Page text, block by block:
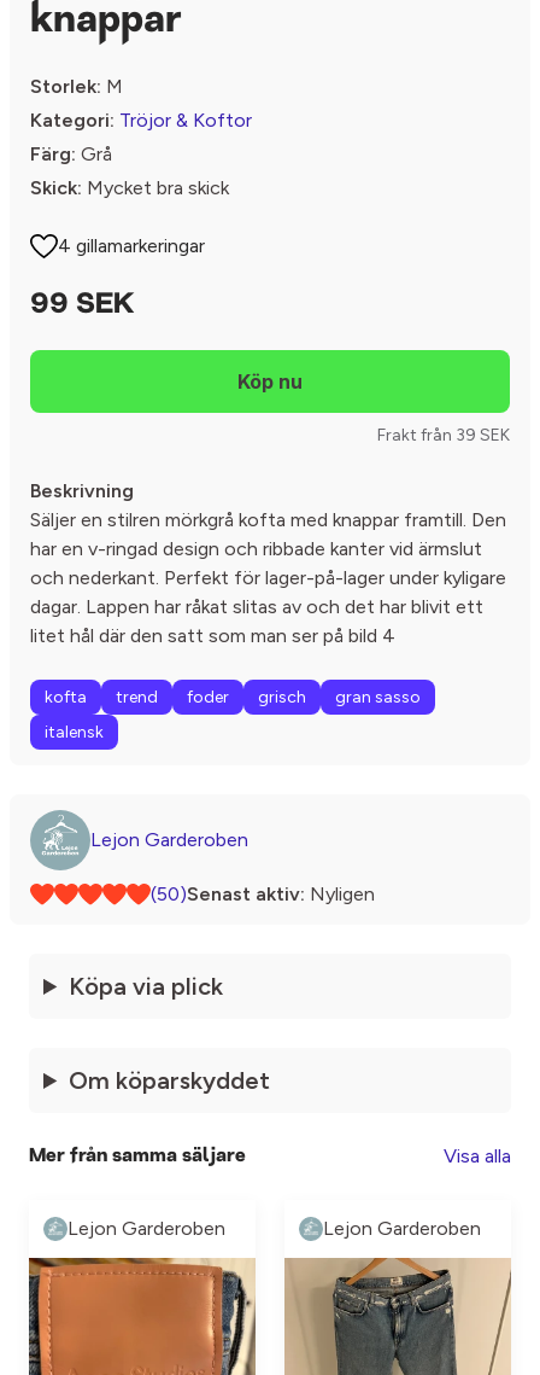
knappar
Storlek: M
Kategori: Tröjor & Koftor
Färg: Grå
Skick: Mycket bra skick
4 gillamarkeringar
99 SEK
Frakt från 39 SEK
Beskrivning
Säljer en stilren mörkgrå kofta med knappar framtill. Den
har en v-ringad design och ribbade kanter vid ärmslut
och nederkant. Perfekt för lager-på-lager under kyligare
dagar. Lappen har råkat slitas av och det har blivit ett
litet hål där den satt som man ser på bild 4
kofta trend foder grisch
gran sasso
italensk
Lejon Garderoben
(50)Senast aktiv: Nyligen
Köpa via plick
Om köparskyddet
Mer från samma säljare Visa alla
Lejon Garderoben Lejon Garderoben